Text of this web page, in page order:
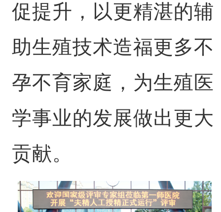
促提升，以更精湛的辅
助生殖技术造福更多不
孕不育家庭，为生殖医
学事业的发展做出更大
贡献。